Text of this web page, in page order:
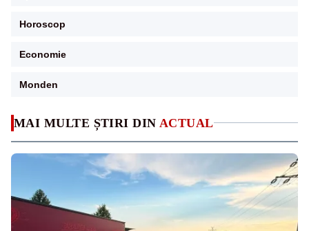
MAI MULTE ȘTIRI DIN ACTUAL
Horoscop
Economie
Monden